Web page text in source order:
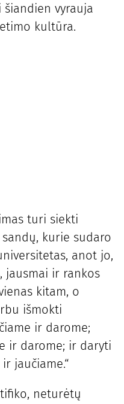
vyrauja
kultūra.
turi siekti
kurie sudaro
anot jo,
jausmai ir rankos
kitam, o
išmokti
ir darome;
ir darome; ir daryti
jaučiame.“
neturėtų